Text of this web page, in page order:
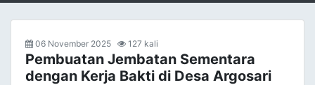
06 November 2025 127 kali
Pembuatan Jembatan Sementara
dengan Kerja Bakti di Desa Argosari